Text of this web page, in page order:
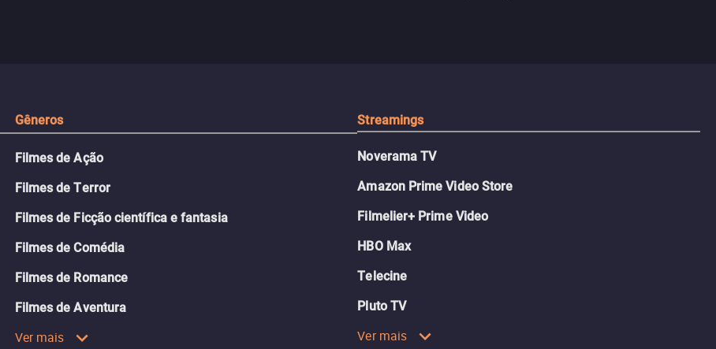
Gêneros
Filmes de Ação
Filmes de Terror
Filmes de Ficção científica e fantasia
Filmes de Comédia
Filmes de Romance
Filmes de Aventura
Ver mais
Streamings
Noverama TV
Amazon Prime Video Store
Filmelier+ Prime Video
HBO Max
Telecine
Pluto TV
Ver mais